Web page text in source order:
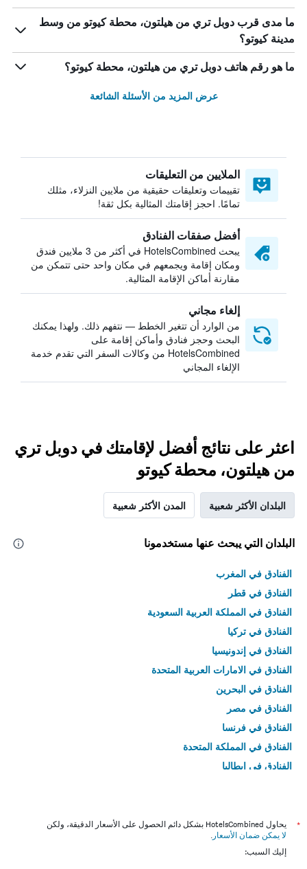
ما مدى قرب دوبل تري من هيلتون، محطة كيوتو من وسط
مدينة كيوتو؟
ما هو رقم هاتف دوبل تري من هيلتون، محطة كيوتو؟
عرض المزيد من الأسئلة الشائعة
الملايين من التعليقات
تقييمات وتعليقات حقيقية من ملايين النزلاء، مثلك
تمامًا. احجز إقامتك المثالية بكل ثقة!
أفضل صفقات الفنادق
يبحث HotelsCombined في أكثر من 3 ملايين فندق
ومكان إقامة ويجمعهم في مكان واحد حتى تتمكن من
مقارنة أماكن الإقامة المثالية.
إلغاء مجاني
من الوارد أن تتغير الخطط — نتفهم ذلك. ولهذا يمكنك
البحث وحجز فنادق وأماكن إقامة على
HotelsCombined من وكالات السفر التي تقدم خدمة
الإلغاء المجاني
اعثر على نتائج أفضل لإقامتك في دوبل تري
من هيلتون، محطة كيوتو
البلدان الأكثر شعبية المدن الأكثر شعبية
البلدان التي يبحث عنها مستخدمونا
الفنادق في المغرب
الفنادق في قطر
الفنادق في المملكة العربية السعودية
الفنادق في تركيا
الفنادق في إندونيسيا
الفنادق في الامارات العربية المتحدة
الفنادق في البحرين
الفنادق في مصر
الفنادق في فرنسا
الفنادق في المملكة المتحدة
الفنادق في إيطاليا
*
يحاول HotelsCombined بشكل دائم الحصول على الأسعار الدقيقة، ولكن
لا يمكن ضمان الأسعار .
إليك السبب: